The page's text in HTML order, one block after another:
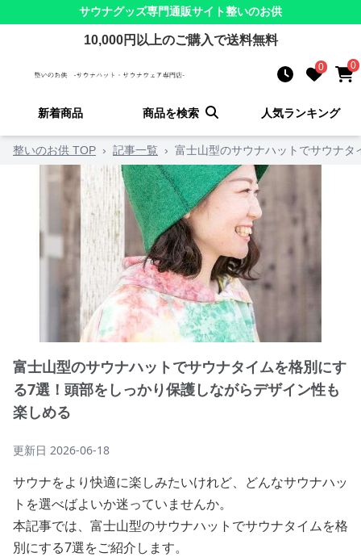
サウナグッズ専門通販サイト整いのお供
10,000円以上のご購入で送料無料
0 0
新着商品 商品を検索 人気ランキング
整いのお供 TOP › 記事一覧 › 富士山型のサウナハットでサウナ
富士山型のサウナハットでサウナタイムを格別にす
る7選！頭部をしっかり保護しながらデザイン性も
楽しめる
更新日 2026-06-18
サウナをより快適に楽しみたいけれど、どんなサウナハッ
トを選べばよいか迷っていませんか。
本記事では、富士山型のサウナハットでサウナタイムを格
別にする7選をご紹介します。